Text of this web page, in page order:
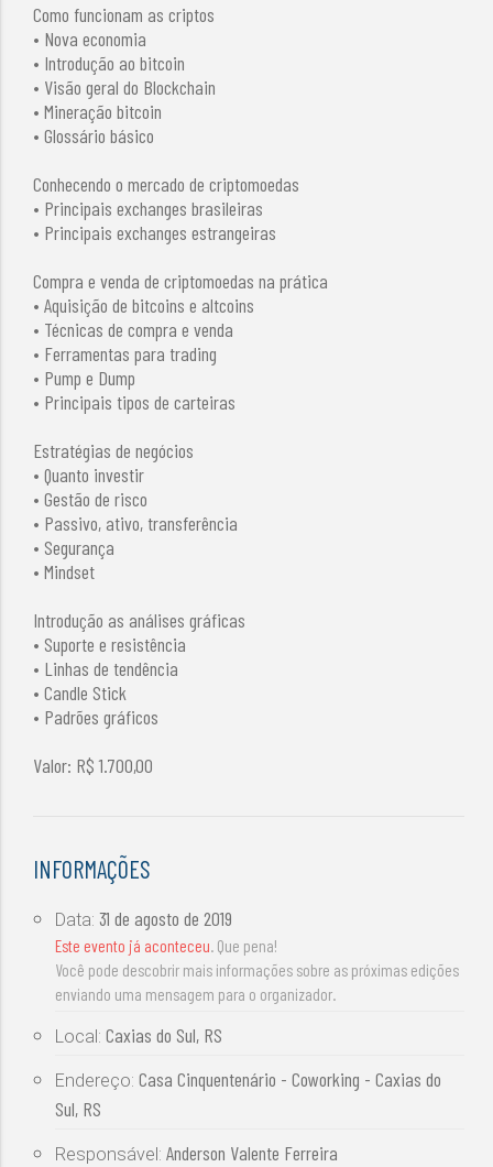
Como funcionam as criptos
• Nova economia
• Introdução ao bitcoin
• Visão geral do Blockchain
• Mineração bitcoin
• Glossário básico
Conhecendo o mercado de criptomoedas
• Principais exchanges brasileiras
• Principais exchanges estrangeiras
Compra e venda de criptomoedas na prática
• Aquisição de bitcoins e altcoins
• Técnicas de compra e venda
• Ferramentas para trading
• Pump e Dump
• Principais tipos de carteiras
Estratégias de negócios
• Quanto investir
• Gestão de risco
• Passivo, ativo, transferência
• Segurança
• Mindset
Introdução as análises gráficas
• Suporte e resistência
• Linhas de tendência
• Candle Stick
• Padrões gráficos
Valor: R$ 1.700,00
INFORMAÇÕES
Data:31 de agosto de 2019
Este evento já aconteceu. Que pena!
Você pode descobrir mais informações sobre as próximas edições
enviando uma mensagem para o organizador.
Local:Caxias do Sul, RS
Endereço:Casa Cinquentenário - Coworking - Caxias do
Sul, RS
Responsável:Anderson Valente Ferreira